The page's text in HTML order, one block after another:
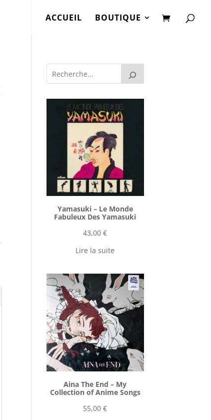
ACCUEIL BOUTIQUE
Yamasuki ‎– Le Monde
Fabuleux Des Yamasuki
43,00€
Lire la suite
Aina The End ‎– My
Collection of Anime Songs
55,00€